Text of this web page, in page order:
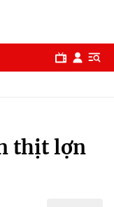
thịt lợn